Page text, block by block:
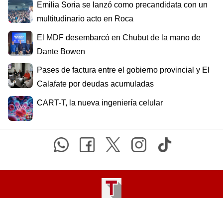
Emilia Soria se lanzó como precandidata con un
multitudinario acto en Roca
El MDF desembarcó en Chubut de la mano de
Dante Bowen
Pases de factura entre el gobierno provincial y El
Calafate por deudas acumuladas
CART-T, la nueva ingeniería celular